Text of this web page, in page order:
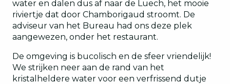
water en dalen dus af naar de Luech, het mooie
riviertje dat door Chamborigaud stroomt. De
adviseur van het Bureau had ons deze plek
aangewezen, onder het restaurant.
De omgeving is bucolisch en de sfeer vriendelijk!
We strijken neer aan de rand van het
kristalheldere water voor een verfrissend dutje